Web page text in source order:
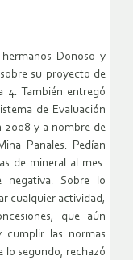
Donoso y
su proyecto de
4. También entregó
de Evaluación
2008 y a nombre de
Panales. Pedían
de mineral al mes.
negativa. Sobre lo
cualquier actividad,
que aún
cumplir las normas
lo segundo, rechazó